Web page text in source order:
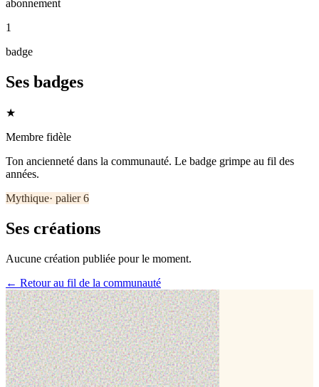
abonnement
1
badge
Ses badges
★
Membre fidèle
Ton ancienneté dans la communauté. Le badge grimpe au fil des
années.
Mythique· palier6
Ses créations
Aucune création publiée pour le moment.
← Retour au fil de la communauté